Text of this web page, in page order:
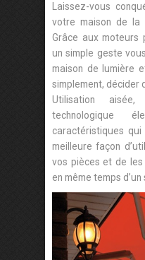
Laissez-vous
votre maison de la
Grâce aux moteurs
un simple geste
maison de lumière
simplement, décider
Utilisation
technologique
caractéristiques
meilleure façon
vos pièces et de
en même temps d’un